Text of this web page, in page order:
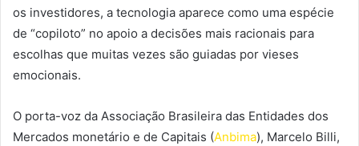
os investidores, a tecnologia aparece como uma espécie
de “copiloto” no apoio a decisões mais racionais para
escolhas que muitas vezes são guiadas por vieses
emocionais.
O porta-voz da Associação Brasileira das Entidades dos
Mercados monetário e de Capitais (Anbima), Marcelo Billi,